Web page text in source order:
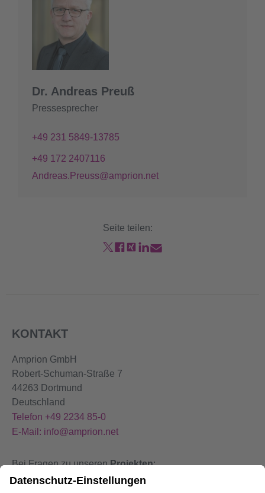
Dr. Andreas Preuß
Pressesprecher
+49 231 5849-13785
+49 172 2407116
Andreas.Preuss@amprion.net
Seite teilen:
KONTAKT
Amprion GmbH
Robert-Schuman-Straße 7
44263 Dortmund
Deutschland
Telefon +49 2234 85-0
E-Mail: info@amprion.net
Bei Fragen zu unserenProjekten:
+49 800 584 9000